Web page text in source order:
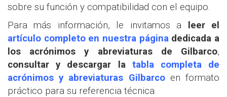
sobre su función y compatibilidad con el equipo.
Para más información, le invitamos a
leer el
artículo completo en nuestra páginadedicada a
los acrónimos y abreviaturas de Gilbarco,
consultar y descargar la tabla completa
de
acrónimos y abreviaturas Gilbarco en formato
práctico para su referencia técnica.